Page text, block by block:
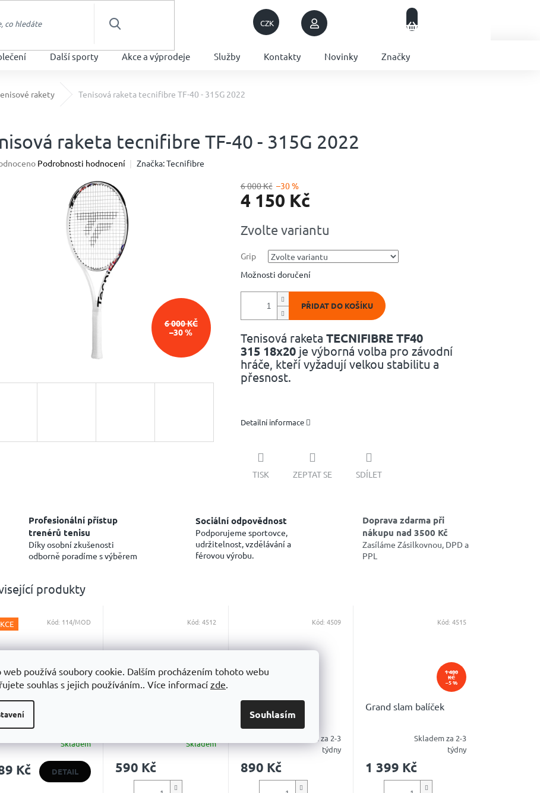
web používá soubory cookie. Dalším procházením tohoto webu
souhlas s jejich používáním.. Více informací zde.
Souhlasím
CZK
HLEDAT
Další sporty Akce a výprodeje Služby Kontakty Novinky Značky
rakety Tenisová raketa tecnifibre TF-40 - 315G 2022
raketa tecnifibre TF-40 - 315G 2022
Podrobnosti hodnocení Značka:Tecnifibre
6 000 KČ
–30 %
6 000 Kč –30 %
4 150 Kč
cena:
Zvolte variantu
Grip
Možnosti doručení
PŘIDAT DO KOŠÍKU
Tenisová raketa TECNIFIBRE TF40
315 18x20je výborná volba pro závodní
hráče, kteří vyžadují velkou stabilitu a
přesnost.
Detailní informace
TISK ZEPTAT SE SDÍLET
Profesionální přístup
trenérů tenisu
Díky osobní zkušenosti
odborně poradíme s výběrem
Sociální odpovědnost
Podporujeme sportovce,
udržitelnost, vzdělávání a
férovou výrobu.
Doprava zdarma při
nákupu nad 3500 Kč
Zasíláme Zásilkovnou, DPD a
PPL
produkty
319 KČ
–9 %
Head
Cap
Skladem
Kč DETAIL
Kód: 114/MOD
Průměrné
produktu
Skladem
590 Kč
Kód: 4512
Grand slam Match
Boost
Průměrné
produktu
Skladem za 2-3
týdny
890 Kč
Kód:4509
1 480
KČ
–5 %
Grand slam balíček
produktu
Skladem za 2-3
týdny
1 399 Kč
Kód: 4515